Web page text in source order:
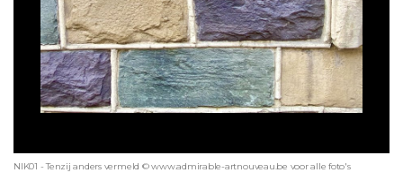
NIK01 - Tenzij anders vermeld © www.admirable-artnouveau.be voor alle foto's